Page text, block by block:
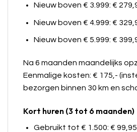
Nieuw boven € 3.999: €
Nieuw boven € 4.999: €
Nieuw boven € 5.999: €
Na 6 maanden maandelijks
Eenmalige kosten: € 175,-
bezorgen binnen 30 km en
Kort huren (3 tot 6 maanden)
Gebruikt tot € 1.500: €